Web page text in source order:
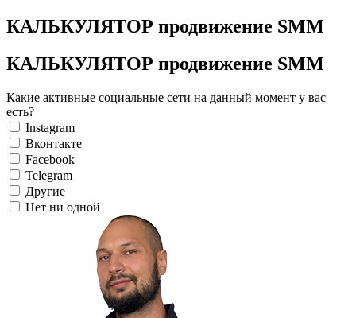
КАЛЬКУЛЯТОР продвижение SMM
КАЛЬКУЛЯТОР продвижение SMM
Какие активные социальные сети на данный момент у вас
есть?
Instagram
Вконтакте
Facebook
Telegram
Другие
Нет ни одной